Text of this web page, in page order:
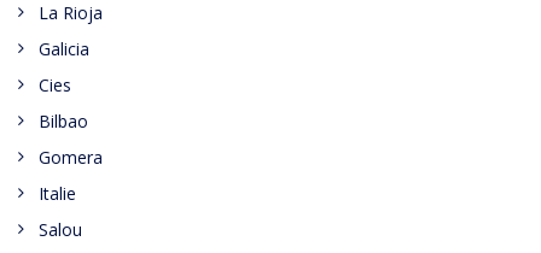
La Rioja
Galicia
Cies
Bilbao
Gomera
Italie
Salou